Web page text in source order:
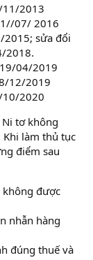
11/2013
07/ 2016
2015; sửa đổi
2018.
04/2019
12/2019
10/2020
tơ không
Khi làm thủ tục
điểm sau
không được
nhẫn hàng
đúng thuế và